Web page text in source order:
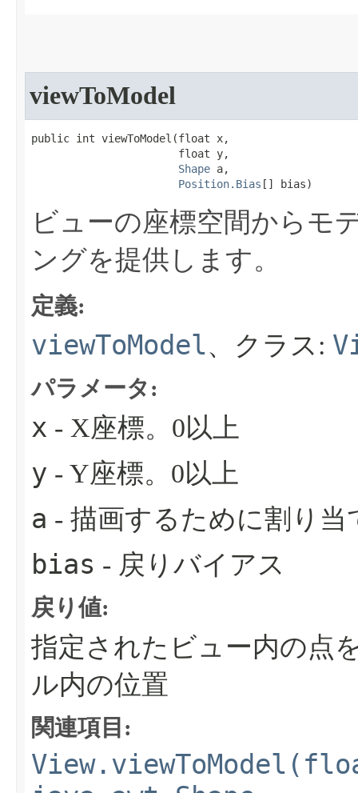
viewToModel
public int viewToModel​(float x,
                       float y,
Shape a,
Position.Bias [] bias)
ビューの座標空間からモ
ングを提供します。
定義:
viewToModel、クラス:
パラメータ:
x - X座標。0以上
y - Y座標。0以上
a - 描画するために割り当
bias - 戻りバイアス
戻り値:
指定されたビュー内の点
ル内の位置
関連項目: